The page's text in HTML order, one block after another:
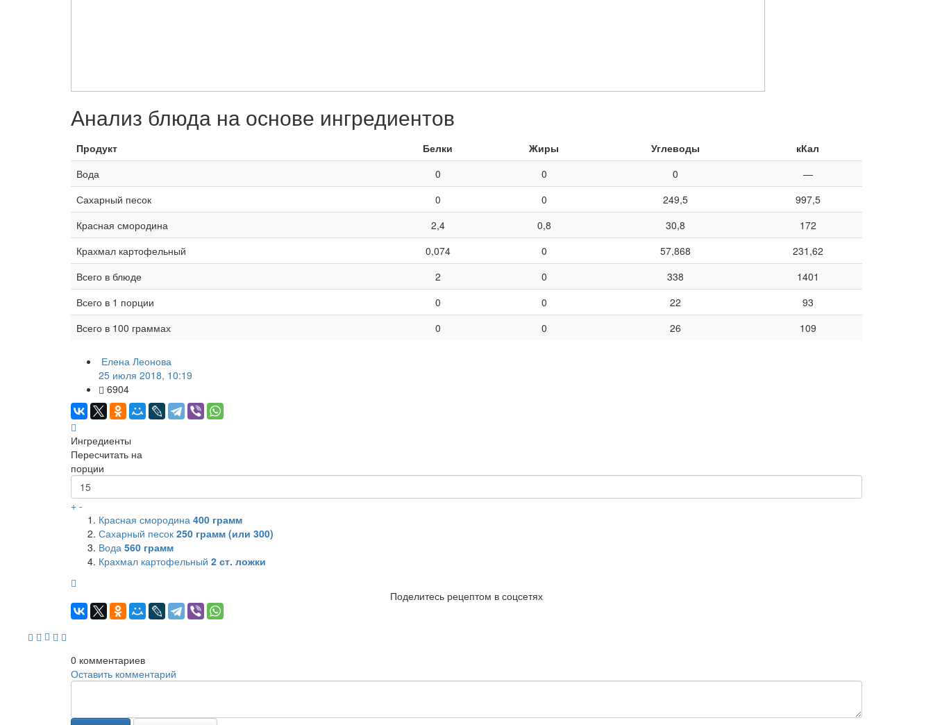
Анализ блюда на основе ингредиентов
Продукт Белки Жиры Углеводы
кКал
Вода
0 0 0
—
Сахарный песок
0 0 249,5
997,5
Красная смородина
2,4 0,8 30,8
172
Крахмал картофельный
0,074 0 57,868
231,62
Всего в блюде
2 0 338
1401
Всего в 1 порции
0 0 22
93
Всего в 100 граммах
0 0 26 109
Елена Леонова
25 июля 2018, 10:19
6904
Ингредиенты
Пересчитать на
порции
+ -
Красная смородина 400 грамм
Сахарный песок 250 грамм (или 300)
Вода 560 грамм
Крахмал картофельный 2 ст. ложки
Поделитесь рецептом в соцсетях
0 комментариев
Оставить комментарий